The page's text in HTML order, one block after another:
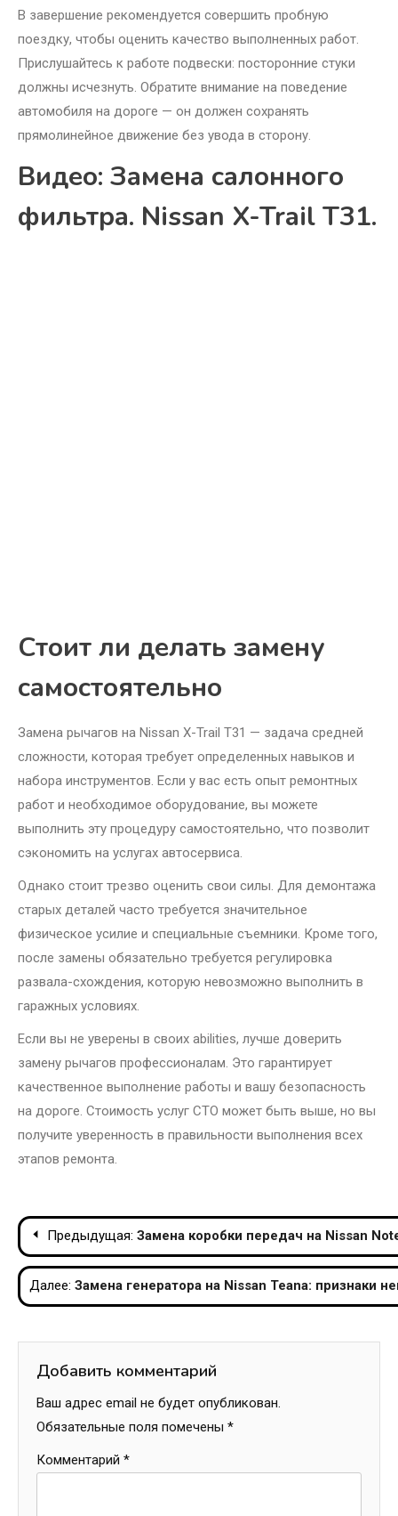
В завершение рекомендуется совершить пробную
поездку, чтобы оценить качество выполненных работ.
Прислушайтесь к работе подвески: посторонние стуки
должны исчезнуть. Обратите внимание на поведение
автомобиля на дороге — он должен сохранять
прямолинейное движение без увода в сторону.
Видео: Замена салонного
фильтра. Nissan X-Trail T31.
Стоит ли делать замену
самостоятельно
Замена рычагов на Nissan X-Trail T31 — задача средней
сложности, которая требует определенных навыков и
набора инструментов. Если у вас есть опыт ремонтных
работ и необходимое оборудование, вы можете
выполнить эту процедуру самостоятельно, что позволит
сэкономить на услугах автосервиса.
Однако стоит трезво оценить свои силы. Для демонтажа
старых деталей часто требуется значительное
физическое усилие и специальные съемники. Кроме того,
после замены обязательно требуется регулировка
развала-схождения, которую невозможно выполнить в
гаражных условиях.
Если вы не уверены в своих abilities, лучше доверить
замену рычагов профессионалам. Это гарантирует
качественное выполнение работы и вашу безопасность
на дороге. Стоимость услуг СТО может быть выше, но вы
получите уверенность в правильности выполнения всех
этапов ремонта.
Навигация
по
записям
Предыдущая: Замена коробки передач на Nissan
Далее: Замена генератора на Nissan Teana: признаки
Добавить комментарий
Ваш адрес email не будет опубликован.
Обязательные поля помечены *
Комментарий *